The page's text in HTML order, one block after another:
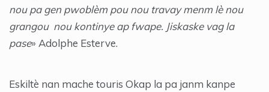
nou pa gen pwoblèm pou nou travay menm lè nou
grangou nou kontinye ap fwape. Jiskaske vag la
pase» Adolphe Esterve.
Eskiltè nan mache touris Okap la pa janm kanpe